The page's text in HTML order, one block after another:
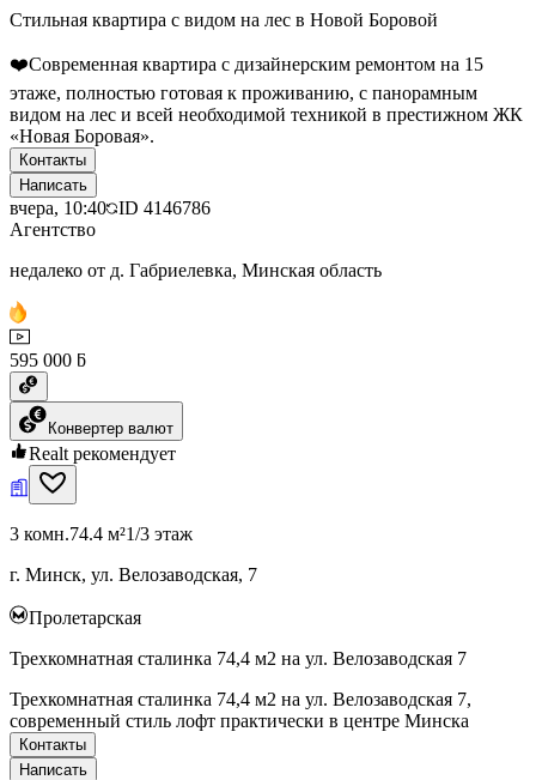
Стильная квартира с видом на лес в Новой Боровой
❤️Современная квартира с дизайнерским ремонтом на 15
этаже, полностью готовая к проживанию, с панорамным
видом на лес и всей необходимой техникой в престижном ЖК
«Новая Боровая».
Контакты
Написать
вчера, 10:40 ID 4146786
Агентство
недалеко от д. Габриелевка, Минская область
595 000 ƃ
Конвертер валют
Realt рекомендует
3 комн.74.4 м²1/3 этаж
г. Минск, ул. Велозаводская, 7
Пролетарская
Трехкомнатная сталинка 74,4 м2 на ул. Велозаводская 7
Трехкомнатная сталинка 74,4 м2 на ул. Велозаводская 7,
современный стиль лофт практически в центре Минска
Контакты
Написать